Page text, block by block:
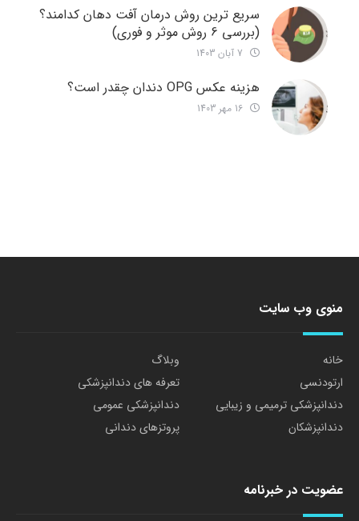
سریع ترین روش درمان آفت دهان کدامند؟
(بررسی 6 روش موثر و فوری)
هزینه عکس OPG دندان چقدر است؟
منوی وب سایت
خانه
وبلاگ
ارتودنسی
تعرفه های دندانپزشکی
دندانپزشکی ترمیمی و زیبایی
دندانپزشکی عمومی
دندانپزشکان
پروتزهای دندانی
عضویت در خبرنامه